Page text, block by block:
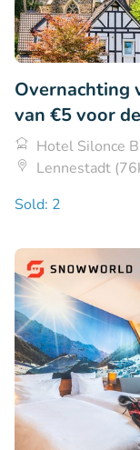
Overnachting
van €5 voor
Hotel Silonce
Lennestadt
Sold: 2